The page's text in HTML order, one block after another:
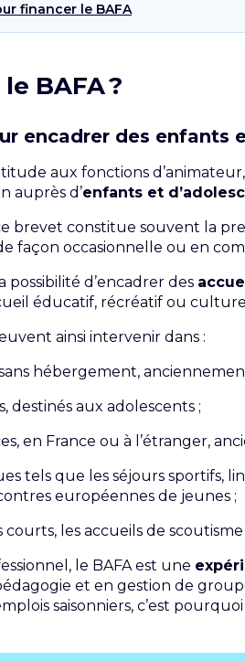
financer le BAFA
BAFA ?
encadrer des enfants
aux fonctions
auprès d’enfants et
brevet constitue souvent la
façon occasionnelle ou en
d’encadrer des
éducatif, récréatif ou
ainsi intervenir dans :
hébergement,
destinés aux adolescents ;
en France ou à l’étranger,
tels que les séjours sportifs,
européennes de jeunes ;
les accueils de
le BAFA est une
et en gestion de
saisonniers, c’est